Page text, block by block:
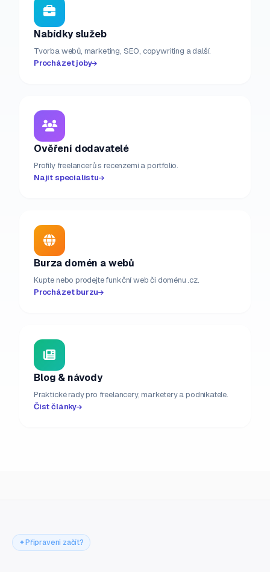
Nabídky služeb
Tvorba webů, marketing, SEO, copywriting a další.
Procházet joby
Ověření dodavatelé
Profily freelancerů s recenzemi a portfolio.
Najít specialistu
Burza domén a webů
Kupte nebo prodejte funkční web či doménu .cz.
Procházet burzu
Blog & návody
Praktické rady pro freelancery, marketéry a podnikatele.
Číst články
Připraveni začít?